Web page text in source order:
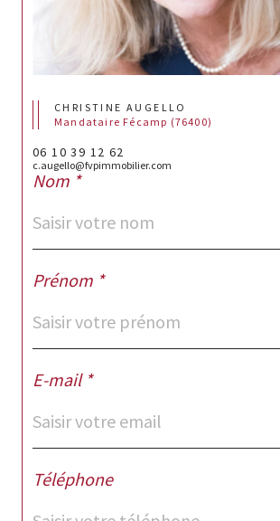
CHRISTINE AUGELLO
Mandataire Fécamp (76400)
06 10 39 12 62
c.augello@fvpimmobilier.com
Nom *
Prénom *
E-mail *
Téléphone